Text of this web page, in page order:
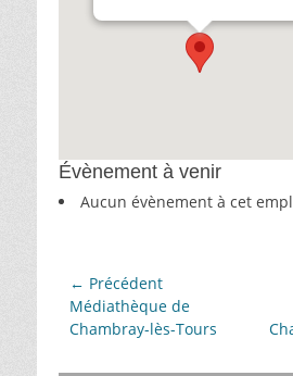
Évènement à venir
Aucun évènement à cet
Navigation
de
l’article
← Précédent
Article
précédent :
Médiathèque de
Chambray-lès-Tours